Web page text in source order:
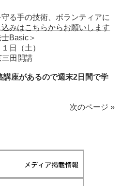
る手の技術、ボランティアに
みはこちらからお願いします
Basic＞
日（土）
田開講
座があるので週末2日間で学
次のページ »